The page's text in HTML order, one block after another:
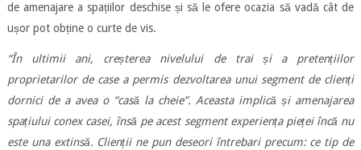
de amenajare a spațiilor deschise și să le ofere ocazia să vadă cât de
ușor pot obține o curte de vis.
“În ultimii ani, creșterea nivelului de trai și a pretențiilor
proprietarilor de case a permis dezvoltarea unui segment de clienți
dornici de a avea o “casă la cheie”. Aceasta implică și amenajarea
spațiului conex casei, însă pe acest segment experiența pieței încă nu
este una extinsă. Clienții ne pun deseori întrebari precum: ce tip de